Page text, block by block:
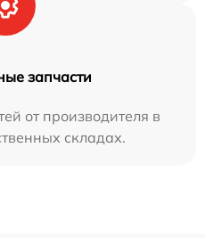
запчасти
от производителя в
складах.